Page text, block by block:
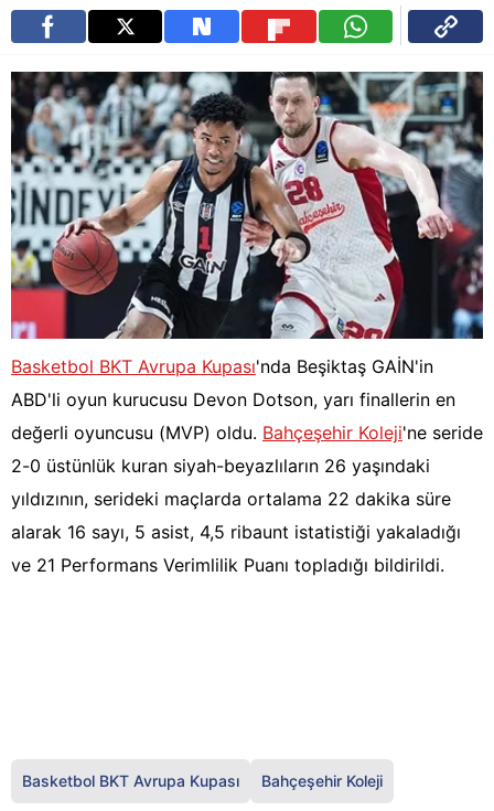
Basketbol BKT Avrupa Kupası'nda Beşiktaş GAİN'in
ABD'li oyun kurucusu Devon Dotson, yarı finallerin en
değerli oyuncusu (MVP) oldu. Bahçeşehir Koleji'ne seride
2-0 üstünlük kuran siyah-beyazlıların 26 yaşındaki
yıldızının, serideki maçlarda ortalama 22 dakika süre
alarak 16 sayı, 5 asist, 4,5 ribaunt istatistiği yakaladığı
ve 21 Performans Verimlilik Puanı topladığı bildirildi.
Basketbol BKT Avrupa Kupası Bahçeşehir Koleji